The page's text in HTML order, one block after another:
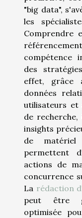
"big data",
les
Comprendre
compétence
des
effet, grâce
données
utilisateurs et
de
insights
de matériel
permettent
actions de
concurrence
La rédaction
peut être
optimisée